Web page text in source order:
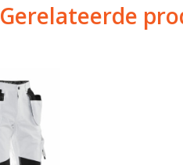
Gerelateerde